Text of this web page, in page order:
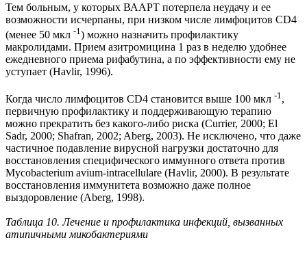
Тем больным, у которых ВААРТ потерпела неудачу и ее
возможности исчерпаны, при низком числе лимфоцитов CD4
(менее 50 мкл -1 ) можно назначить профилактику
макролидами. Прием азитромицина 1 раз в неделю удобнее
ежедневного приема рифабутина, а по эффективности ему не
уступает (Havlir, 1996).
Когда число лимфоцитов CD4 становится выше 100 мкл -1 ,
первичную профилактику и поддерживающую терапию
можно прекратить без какого-либо риска (Currier, 2000; El
Sadr, 2000; Shafran, 2002; Aberg, 2003). Не исключено, что даже
частичное подавление вирусной нагрузки достаточно для
восстановления специфического иммунного ответа против
Mycobacterium avium-intracellulare (Havlir, 2000). В результате
восстановления иммунитета возможно даже полное
выздоровление (Aberg, 1998).
Таблица 10. Лечение и профилактика инфекций, вызванных
атипичными микобактериями